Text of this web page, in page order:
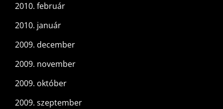
2010. február
2010. január
2009. december
2009. november
2009. október
2009. szeptember